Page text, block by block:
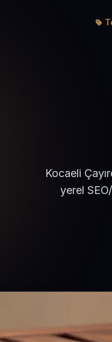
Kocaeli
yerel